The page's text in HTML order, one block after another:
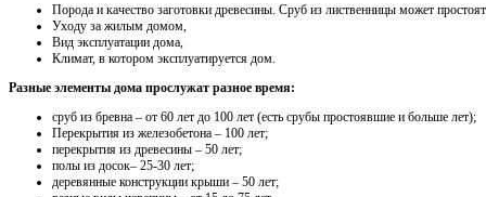
Порода и качество заготовки древесины. Сруб из лиственницы может
Уходу за жилым домом,
Вид эксплуатации дома,
Климат, в котором эксплуатируется дом.
Разные элементы дома прослужат разное время:
сруб из бревна – от 60 лет до 100 лет (есть срубы простоявшие и больше лет);
Перекрытия из железобетона – 100 лет;
перекрытия из древесины – 50 лет;
полы из досок– 25-30 лет;
деревянные конструкции крыши – 50 лет;